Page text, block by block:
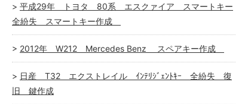
平成29年 トヨタ 80系 エスクァイア スマートキー
全紛失 スマートキー作成
2012年 W212 Mercedes Benz スペアキー作成
日産 T32 エクストレイル ｲﾝﾃﾘｼﾞｪﾝﾄｷｰ 全紛失 復
旧 鍵作成